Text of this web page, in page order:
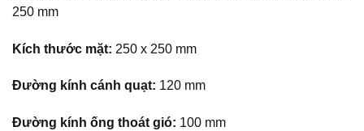
250 mm
Kích thước mặt: 250 x 250 mm
Đường kính cánh quạt: 120 mm
Đường kính ống thoát gió: 100 mm